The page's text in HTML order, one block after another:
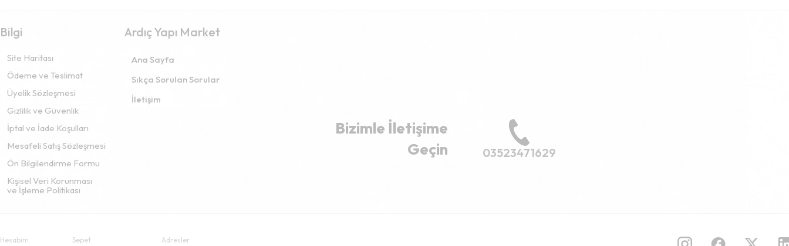
Bilgi
Site Haritası
Ödeme ve Teslimat
Üyelik Sözleşmesi
Gizlilik ve Güvenlik
İptal ve İade Koşulları
Mesafeli Satış Sözleşmesi
Ön Bilgilendirme Formu
Kişisel Veri Korunması
ve İşleme Politikası
Ardıç Yapı Market
Ana Sayfa
Sıkça Sorulan Sorular
İletişim
Bizimle İletişime
Geçin
03523471629
Hesabım Sepet Adresler